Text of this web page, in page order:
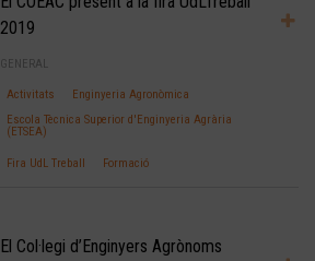
2019
GENERAL
Activitats
Enginyeria Agronòmica
Escola Tècnica Superior d'Enginyeria Agrària
(ETSEA)
Fira UdL Treball Formació
El Col·legi d’Enginyers Agrònoms